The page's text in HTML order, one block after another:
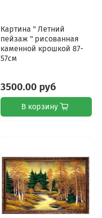
Картина " Летний
пейзаж " рисованная
каменной крошкой 87-
57см
3500.00 руб
В корзину